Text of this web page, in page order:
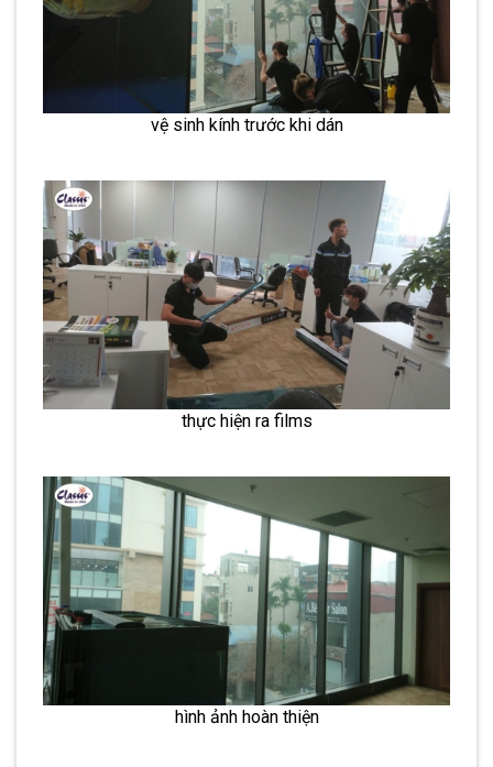
vệ sinh kính trước khi dán
thực hiện ra films
hình ảnh hoàn thiện